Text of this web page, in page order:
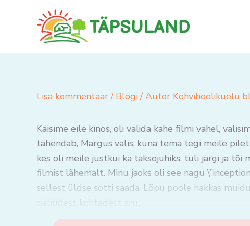
Lisa kommentaar / Blogi/ Autor Kohvihoolikuelu
Käisime eile kinos, oli valida kahe filmi vahel,
tähendab, Margus valis, kuna tema tegi meile
kes oli meile justkui ka taksojuhiks, tuli järgi ja tõi
filmist lähemalt. Minu jaoks oli see nagu
sellest üldse sotti saada. Lõpu poole hakkas